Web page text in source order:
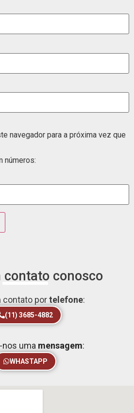
navegador para a próxima vez que
números:
contato conosco
contato portelefone:
(11) 3685-4882
nos uma mensagem:
WHASTAPP